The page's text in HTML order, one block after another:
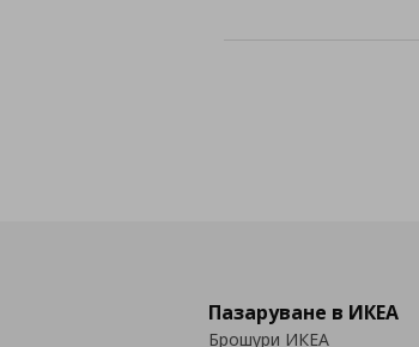
Пазаруване в ИКЕА
Брошури ИКЕА